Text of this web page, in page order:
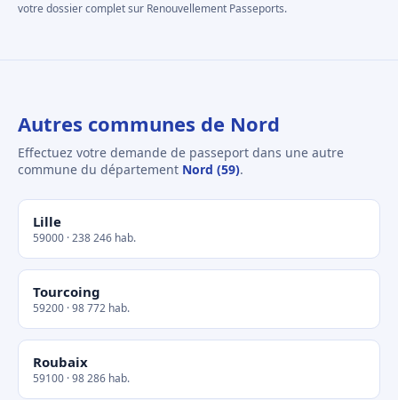
votre dossier complet sur Renouvellement Passeports.
Autres communes de Nord
Effectuez votre demande de passeport dans une autre
commune du département Nord (59).
Lille
59000 · 238 246 hab.
Tourcoing
59200 · 98 772 hab.
Roubaix
59100 · 98 286 hab.